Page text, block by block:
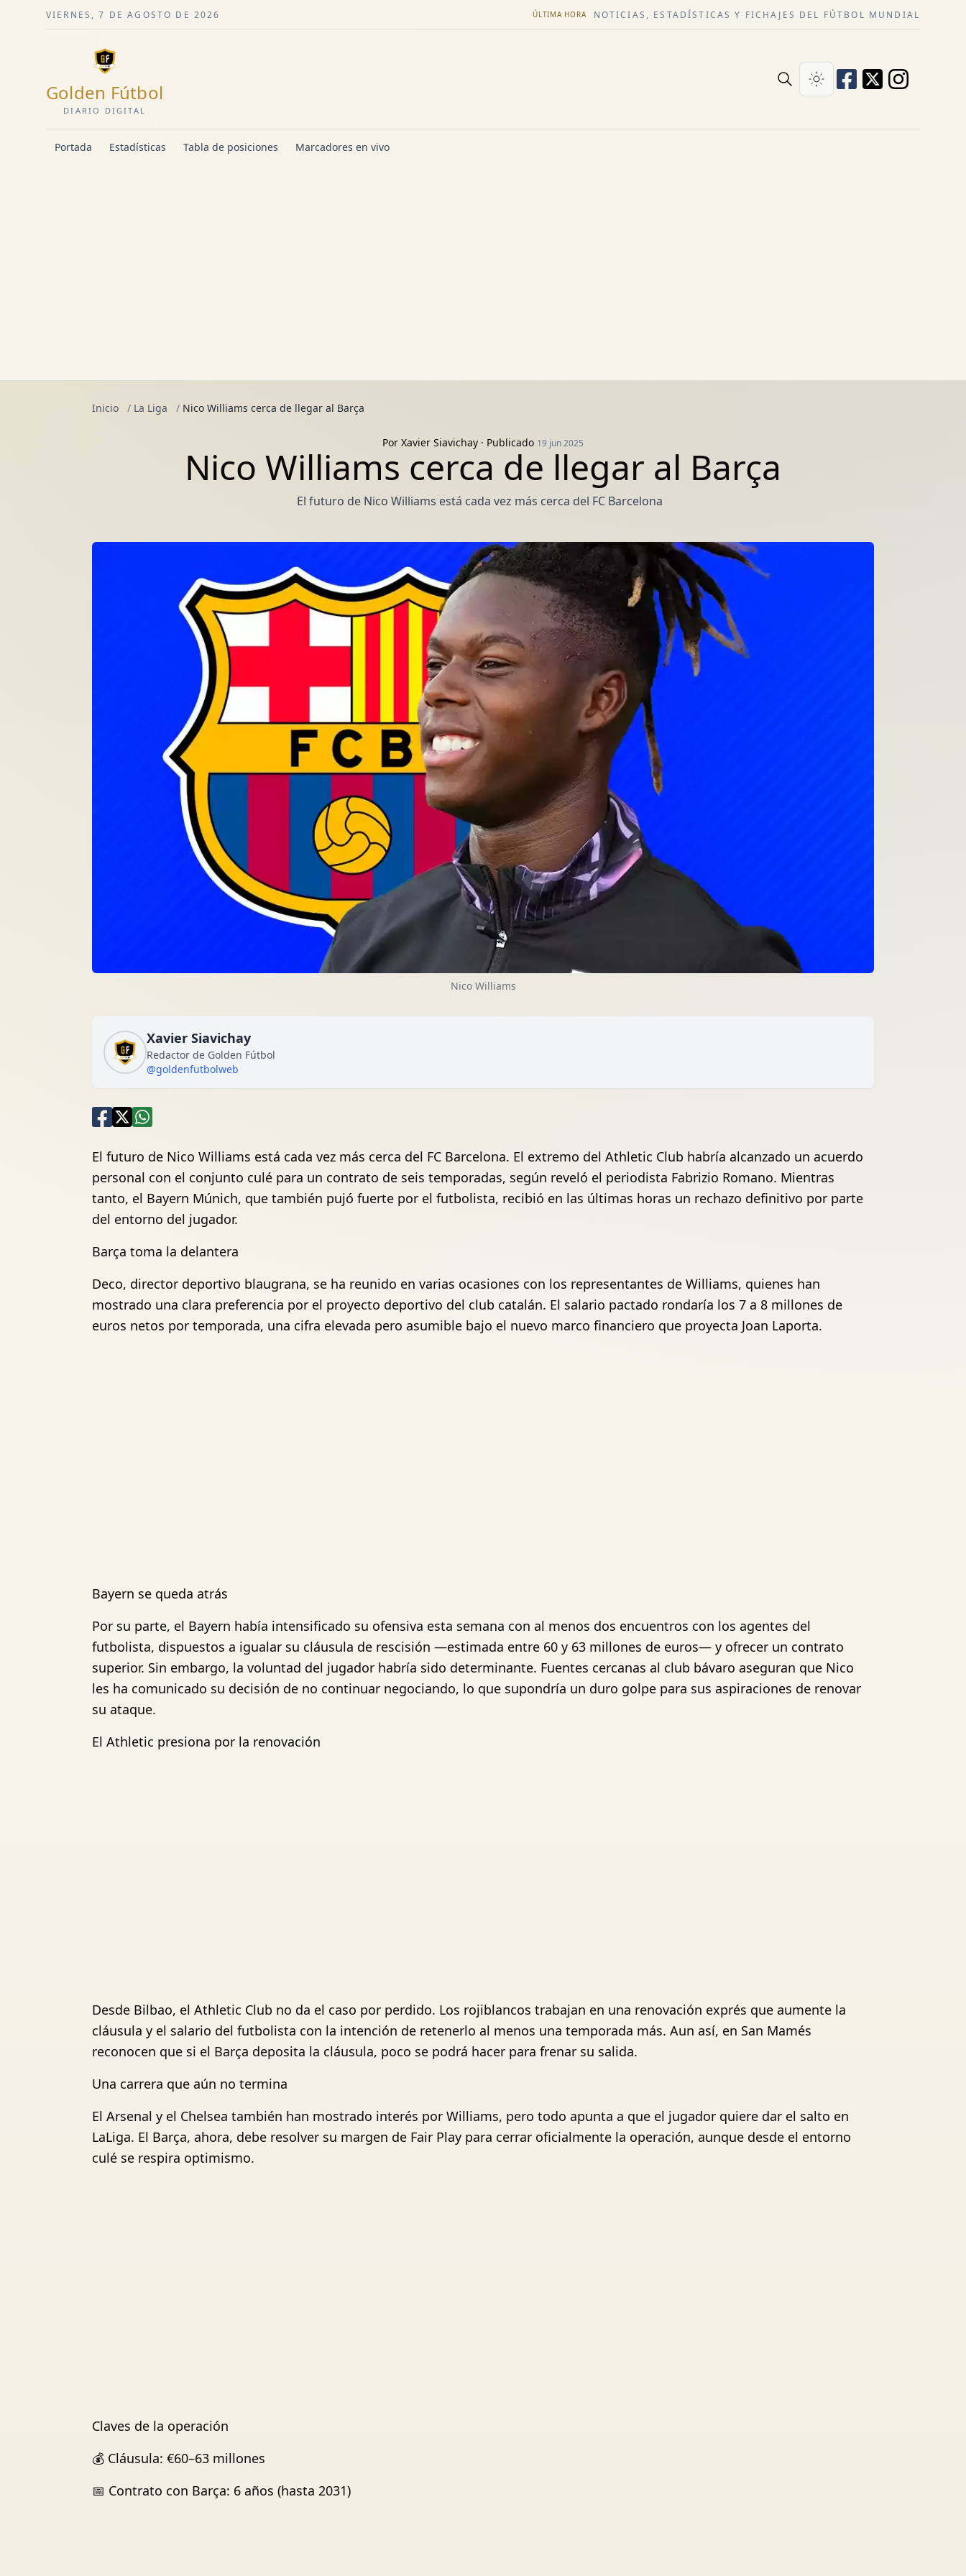
VIERNES, 7 DE AGOSTO DE 2026 ÚLTIMA HORA NOTICIAS, ESTADÍSTICAS Y FICHAJES DEL FÚTBOL MUNDIAL
Golden Fútbol
DIARIO DIGITAL
Portada Estadísticas Tabla de posiciones Marcadores en vivo
Inicio / La Liga / Nico Williams cerca de llegar al Barça
Por Xavier Siavichay · Publicado 19 jun 2025
Nico Williams cerca de llegar al Barça
El futuro de Nico Williams está cada vez más cerca del FC Barcelona
Nico Williams
Xavier Siavichay
Redactor de Golden Fútbol
@goldenfutbolweb
El futuro de Nico Williams está cada vez más cerca del FC Barcelona. El extremo del Athletic Club habría alcanzado un acuerdo
personal con el conjunto culé para un contrato de seis temporadas, según reveló el periodista Fabrizio Romano. Mientras
tanto, el Bayern Múnich, que también pujó fuerte por el futbolista, recibió en las últimas horas un rechazo definitivo por parte
del entorno del jugador.
Barça toma la delantera
Deco, director deportivo blaugrana, se ha reunido en varias ocasiones con los representantes de Williams, quienes han
mostrado una clara preferencia por el proyecto deportivo del club catalán. El salario pactado rondaría los 7 a 8 millones de
euros netos por temporada, una cifra elevada pero asumible bajo el nuevo marco financiero que proyecta Joan Laporta.
Bayern se queda atrás
Por su parte, el Bayern había intensificado su ofensiva esta semana con al menos dos encuentros con los agentes del
futbolista, dispuestos a igualar su cláusula de rescisión —estimada entre 60 y 63 millones de euros— y ofrecer un contrato
superior. Sin embargo, la voluntad del jugador habría sido determinante. Fuentes cercanas al club bávaro aseguran que Nico
les ha comunicado su decisión de no continuar negociando, lo que supondría un duro golpe para sus aspiraciones de renovar
su ataque.
El Athletic presiona por la renovación
Desde Bilbao, el Athletic Club no da el caso por perdido. Los rojiblancos trabajan en una renovación exprés que aumente la
cláusula y el salario del futbolista con la intención de retenerlo al menos una temporada más. Aun así, en San Mamés
reconocen que si el Barça deposita la cláusula, poco se podrá hacer para frenar su salida.
Una carrera que aún no termina
El Arsenal y el Chelsea también han mostrado interés por Williams, pero todo apunta a que el jugador quiere dar el salto en
LaLiga. El Barça, ahora, debe resolver su margen de Fair Play para cerrar oficialmente la operación, aunque desde el entorno
culé se respira optimismo.
Claves de la operación
💰 Cláusula: €60–63 millones
📅 Contrato con Barça: 6 años (hasta 2031)